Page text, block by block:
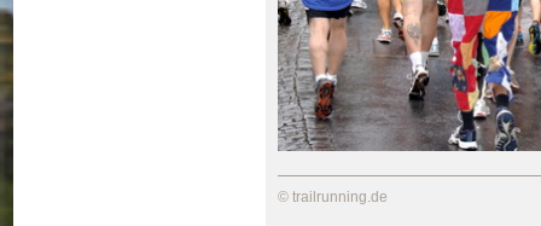
© trailrunning.de